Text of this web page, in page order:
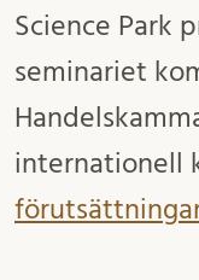
Science Park
seminariet
internationell